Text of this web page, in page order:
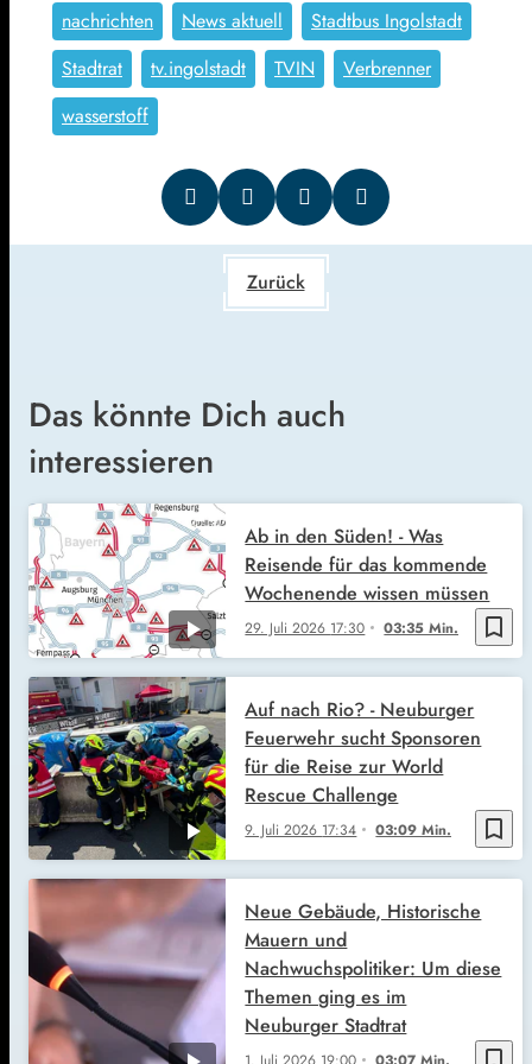
nachrichten News aktuell
Stadtbus Ingolstadt
Stadtrat
tv.ingolstadt TVIN
Verbrenner
wasserstoff
Zurück
Das könnte Dich auch
interessieren
bookmark_border
29. Juli 2026 17:30 03:35 Min.
Ab in den Süden! - Was
Reisende für das kommende
Wochenende wissen müssen
bookmark_border
9. Juli 2026 17:34 03:09 Min.
Auf nach Rio? - Neuburger
Feuerwehr sucht Sponsoren
für die Reise zur World
Rescue Challenge
Neue Gebäude, Historische
Mauern und
Nachwuchspolitiker: Um diese
Themen ging es im
Neuburger Stadtrat